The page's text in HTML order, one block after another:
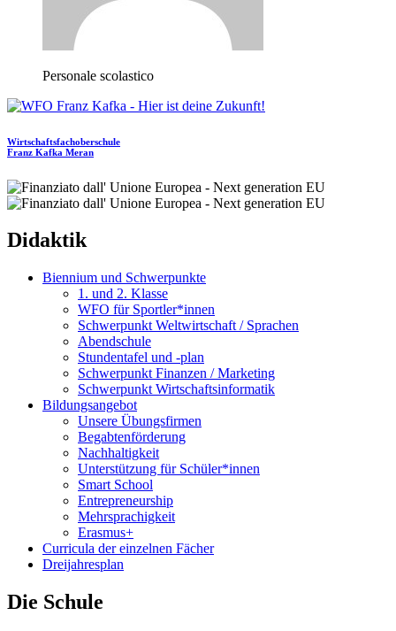
Personale scolastico
Wirtschaftsfachoberschule
Franz Kafka Meran
Didaktik
Biennium und Schwerpunkte
1. und 2. Klasse
WFO für Sportler*innen
Schwerpunkt Weltwirtschaft / Sprachen
Abendschule
Stundentafel und -plan
Schwerpunkt Finanzen / Marketing
Schwerpunkt Wirtschaftsinformatik
Bildungsangebot
Unsere Übungsfirmen
Begabtenförderung
Nachhaltigkeit
Unterstützung für Schüler*innen
Smart School
Entrepreneurship
Mehrsprachigkeit
Erasmus+
Curricula der einzelnen Fächer
Dreijahresplan
Die Schule